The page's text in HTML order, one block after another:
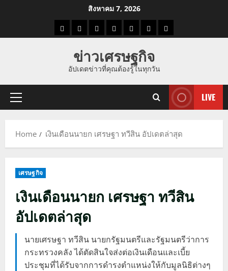
สิงหาคม 7, 2026
ราคาแนว
ราคา
ทอง
ข่าว
นี้
ข่าว
ดูด
ที่
ผู้ชาย
ข่าวเศรษฐกิจ
อัปเดตข่าวที่คุณต้องรู้ในทุกวัน
Primary
LIVE
Home เงินเดือนนายก เศรษฐา ทวีสิน อัปเดตล่าสุด
เศรษฐกิจ
เงินเดือนนายก เศรษฐา ทวีสิน
อัปเดตล่าสุด
นายเศรษฐา ทวีสิน นายกรัฐมนตรีและรัฐมนตรีว่าการ
กระทรวงคลัง ได้ตัดสินใจส่งต่อเงินเดือนและเบี้ย
ประชุมที่ได้รับจากการดำรงตำแหน่งให้กับมูลนิธิต่างๆ